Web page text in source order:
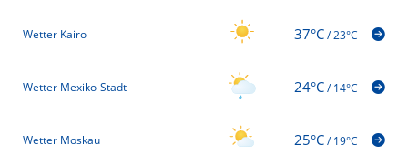
Wetter Kairo 37°C/23°C
Wetter Mexiko-Stadt 24°C/14°C
Wetter Moskau 25°C/19°C